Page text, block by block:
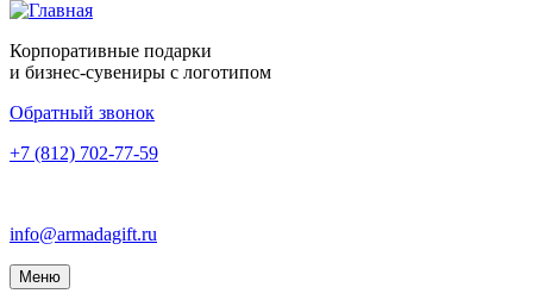
Корпоративные подарки
и бизнес-сувениры с логотипом
Обратный звонок
+7 (812) 702-77-59
info@armadagift.ru
Toggle
navigation
Меню